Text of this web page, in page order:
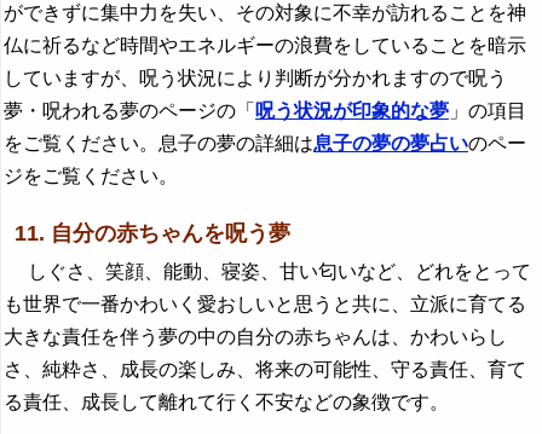
ができずに集中力を失い、その対象に不幸が訪れることを神
仏に祈るなど時間やエネルギーの浪費をしていることを暗示
していますが、呪う状況により判断が分かれますので呪う
夢・呪われる夢のページの「 呪う状況が印象的な夢 」の項目
をご覧ください。息子の夢の詳細は息子の夢の夢占いのペー
ジをご覧ください。
11. 自分の赤ちゃんを呪う夢
しぐさ、笑顔、能動、寝姿、甘い匂いなど、どれをとって
も世界で一番かわいく愛おしいと思うと共に、立派に育てる
大きな責任を伴う夢の中の自分の赤ちゃんは、かわいらし
さ、純粋さ、成長の楽しみ、将来の可能性、守る責任、育て
る責任、成長して離れて行く不安などの象徴です。